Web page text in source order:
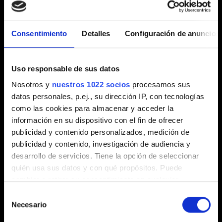
Consentimiento Detalles Configuración de anuncios
Uso responsable de sus datos
Nosotros y nuestros 1022 socios procesamos sus
datos personales, p.ej., su dirección IP, con tecnologías
como las cookies para almacenar y acceder la
información en su dispositivo con el fin de ofrecer
publicidad y contenido personalizados, medición de
publicidad y contenido, investigación de audiencia y
desarrollo de servicios. Tiene la opción de seleccionar
quién usa sus datos y con qué propósitos. Puede
cambiar o retirar su consentimiento en cualquier
el Menú de consentimiento.
Necesario
3. Verifica tu identidad con cualquiera de las opciones
4. Haz clic en «Solicitar eliminación de cuenta» y
confirma tu acción.